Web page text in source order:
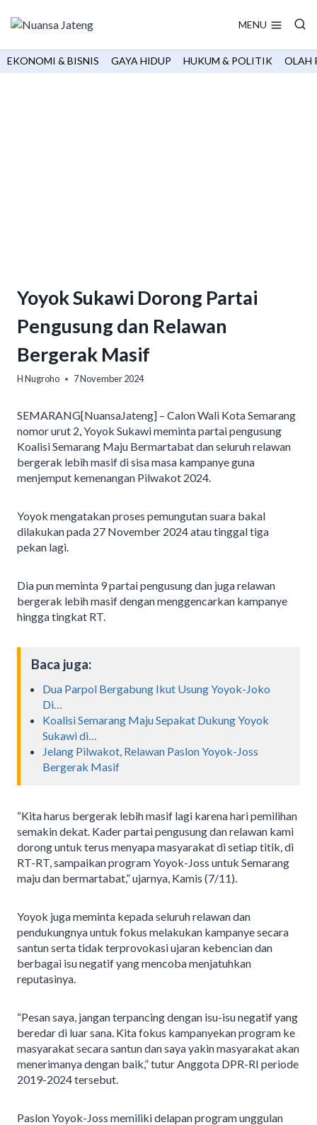
MENU
EKONOMI & BISNIS GAYA HIDUP HUKUM & POLITIK OLAH
Yoyok Sukawi Dorong Partai
Pengusung dan Relawan
Bergerak Masif
H Nugroho 7 November 2024
SEMARANG[NuansaJateng] – Calon Wali Kota Semarang
nomor urut 2, Yoyok Sukawi meminta partai pengusung
Koalisi Semarang Maju Bermartabat dan seluruh relawan
bergerak lebih masif di sisa masa kampanye guna
menjemput kemenangan Pilwakot 2024.
Yoyok mengatakan proses pemungutan suara bakal
dilakukan pada 27 November 2024 atau tinggal tiga
pekan lagi.
Dia pun meminta 9 partai pengusung dan juga relawan
bergerak lebih masif dengan menggencarkan kampanye
hingga tingkat RT.
Baca juga:
Dua Parpol Bergabung Ikut Usung Yoyok-Joko
Di…
Koalisi Semarang Maju Sepakat Dukung Yoyok
Sukawi di…
Jelang Pilwakot, Relawan Paslon Yoyok-Joss
Bergerak Masif
“Kita harus bergerak lebih masif lagi karena hari pemilihan
semakin dekat. Kader partai pengusung dan relawan kami
dorong untuk terus menyapa masyarakat di setiap titik, di
RT-RT, sampaikan program Yoyok-Joss untuk Semarang
maju dan bermartabat,” ujarnya, Kamis (7/11).
Yoyok juga meminta kepada seluruh relawan dan
pendukungnya untuk fokus melakukan kampanye secara
santun serta tidak terprovokasi ujaran kebencian dan
berbagai isu negatif yang mencoba menjatuhkan
reputasinya.
“Pesan saya, jangan terpancing dengan isu-isu negatif yang
beredar di luar sana. Kita fokus kampanyekan program ke
masyarakat secara santun dan saya yakin masyarakat akan
menerimanya dengan baik,” tutur Anggota DPR-RI periode
2019-2024 tersebut.
Paslon Yoyok-Joss memiliki delapan program unggulan